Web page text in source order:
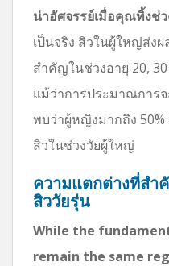
น่าอัศจรรย์เมื่อคุณทิ้งช่
เป็นจริง สิวในผู้ใหญ่ส่ง
สำคัญในช่วงอายุ 20,
แม้ว่าการประมาณการ
พบว่าผู้หญิงมากถึง
สิวในช่วงวัยผู้ใหญ่
ความแตกต่างที่สำ
สิววัยรุ่น
While the
remain the same